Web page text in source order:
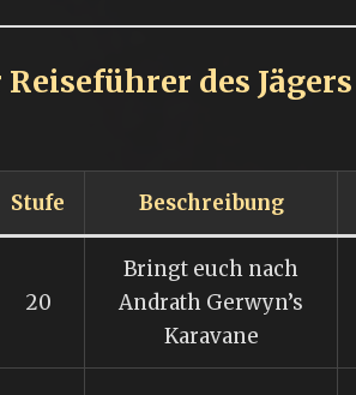
des Jägers
Stufe Beschreibung
20
Bringt euch nach
Andrath Gerwyn’s
Karavane